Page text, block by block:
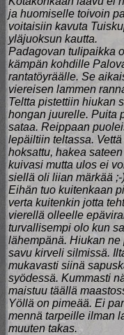
ja huomiselle toivoin
voitaisiin kavuta
yläjuoksun kautta.
Padagovan tulipaikka
kämpän kohdille
rantatöyräälle. Se
viereisen lammen
Teltta pistettiin hiukan
hongan juurelle. Puita
sataa. Reippaan
lepäiltiin teltassa.
hoksattu, hakea
kuivasi mutta ulos ei
siellä oli liian märkää ;-
Eihän tuo kuitenkaan
verta kuitenkin jotta
vierellä olleelle
turvallisempi olo kun
lähempänä. Hiukan ne
savu kirveli silmissä.
mukavasti siinä
syödessä. Kummasti
maistuu täällä
Yöllä on pimeää. Ei
mennä tarpeille ilman
muuten takas.